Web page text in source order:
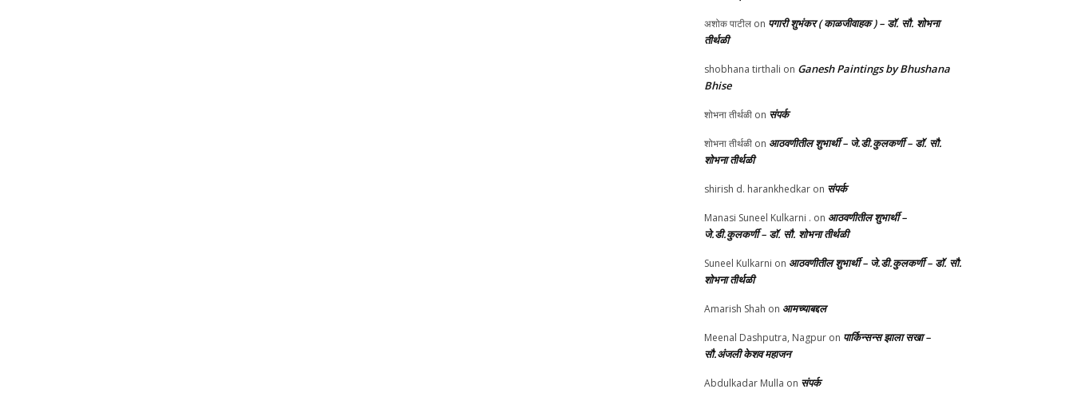
अशोक पाटील on पगारी शुभंकर ( काळजीवाहक ) – डॉ. सौ. शोभना
तीर्थळी
shobhana tirthali on Ganesh Paintings by Bhushana
Bhise
शोभना तीर्थळी on संपर्क
शोभना तीर्थळी on आठवणीतील शुभार्थी – जे.डी.कुलकर्णी – डॉ. सौ.
शोभना तीर्थळी
shirish d. harankhedkar on संपर्क
Manasi Suneel Kulkarni . on आठवणीतील शुभार्थी –
जे.डी.कुलकर्णी – डॉ. सौ. शोभना तीर्थळी
Suneel Kulkarni on आठवणीतील शुभार्थी – जे.डी.कुलकर्णी – डॉ. सौ.
शोभना तीर्थळी
Amarish Shah on आमच्याबद्दल
Meenal Dashputra, Nagpur on पार्किन्सन्स झाला सखा –
सौ.अंजली केशव महाजन
Abdulkadar Mulla on संपर्क